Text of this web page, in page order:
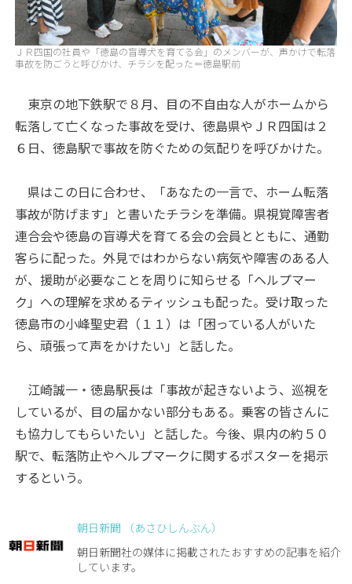
ＪＲ四国の社員や「徳島の盲導犬を育てる会」のメンバーが、声かけで転落
事故を防ごうと呼びかけ、チラシを配った＝徳島駅前
東京の地下鉄駅で８月、目の不自由な人がホームから
転落して亡くなった事故を受け、徳島県やＪＲ四国は２
６日、徳島駅で事故を防ぐための気配りを呼びかけた。
県はこの日に合わせ、「あなたの一言で、ホーム転落
事故が防げます」と書いたチラシを準備。県視覚障害者
連合会や徳島の盲導犬を育てる会の会員とともに、通勤
客らに配った。外見ではわからない病気や障害のある人
が、援助が必要なことを周りに知らせる「ヘルプマー
ク」への理解を求めるティッシュも配った。受け取った
徳島市の小峰聖史君（１１）は「困っている人がいた
ら、頑張って声をかけたい」と話した。
江崎誠一・徳島駅長は「事故が起きないよう、巡視を
しているが、目の届かない部分もある。乗客の皆さんに
も協力してもらいたい」と話した。今後、県内の約５０
駅で、転落防止やヘルプマークに関するポスターを掲示
するという。
朝日新聞 （あさひしんぶん）
朝日新聞社の媒体に掲載されたおすすめの記事を紹介
しています。